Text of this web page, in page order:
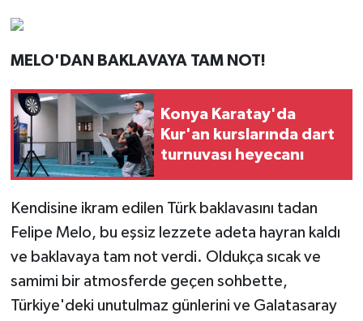
MELO'DAN BAKLAVAYA TAM NOT!
Konya Karatay'da
Kur'an kurslarında dart
turnuvası heyecanı
Kendisine ikram edilen Türk baklavasını tadan
Felipe Melo, bu eşsiz lezzete adeta hayran kaldı
ve baklavaya tam not verdi. Oldukça sıcak ve
samimi bir atmosferde geçen sohbette,
Türkiye'deki unutulmaz günlerini ve Galatasaray